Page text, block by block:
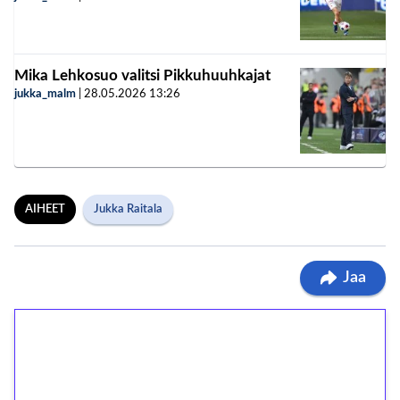
Mika Lehkosuo valitsi Pikkuhuuhkajat
jukka_malm 28.05.2026 13:26
AIHEET Jukka Raitala
Jaa